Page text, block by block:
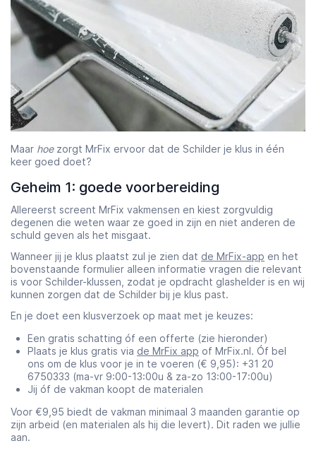
Maar hoezorgt MrFix ervoor dat de Schilder je klus in één
keer goed doet?
Geheim 1: goede voorbereiding
Allereerst screent MrFix vakmensen en kiest zorgvuldig
degenen die weten waar ze goed in zijn en niet anderen de
schuld geven als het misgaat.
Wanneer jij je klus plaatst zul je zien dat de MrFix-app en het
bovenstaande formulier alleen informatie vragen die relevant
is voor Schilder-klussen, zodat je opdracht glashelder is en wij
kunnen zorgen dat de Schilder bij je klus past.
En je doet een klusverzoek op maat met je keuzes:
Een gratis schatting óf een offerte (zie hieronder)
Plaats je klus gratis via de MrFix app of MrFix.nl. Óf bel
ons om de klus voor je in te voeren (€ 9,95): +31 20
6750333 (ma-vr 9:00-13:00u & za-zo 13:00-17:00u)
Jij óf de vakman koopt de materialen
Voor €9,95 biedt de vakman minimaal 3 maanden garantie op
zijn arbeid (en materialen als hij die levert). Dit raden we jullie
aan.
Starttijd
07:00
Eindtijd
23:00